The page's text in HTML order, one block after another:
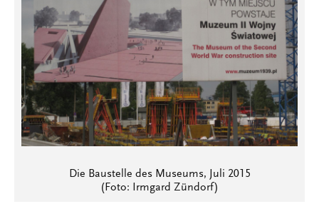
Die Baustelle des Museums, Juli 2015
(Foto: Irmgard Zündorf)